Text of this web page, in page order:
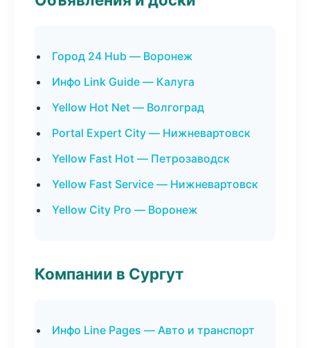
Город 24 Hub — Воронеж
Инфо Link Guide — Калуга
Yellow Hot Net — Волгоград
Portal Expert City — Нижневартовск
Yellow Fast Hot — Петрозаводск
Yellow Fast Service — Нижневартовск
Yellow City Pro — Воронеж
Компании в Сургут
Инфо Line Pages — Авто и транспорт